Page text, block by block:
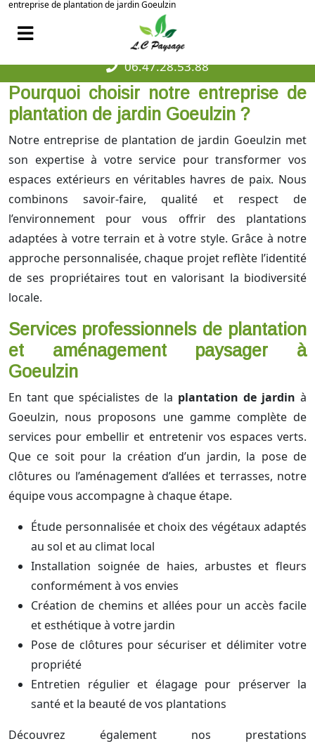
entreprise de plantation de jardin Goeulzin
06.47.28.53.88
Pourquoi choisir notre entreprise de
plantation de jardin Goeulzin ?
Notre entreprise de plantation de jardin Goeulzin met
son expertise à votre service pour transformer vos
espaces extérieurs en véritables havres de paix. Nous
combinons savoir-faire, qualité et respect de
l’environnement pour vous offrir des plantations
adaptées à votre terrain et à votre style. Grâce à notre
approche personnalisée, chaque projet reflète l’identité
de ses propriétaires tout en valorisant la biodiversité
locale.
Services professionnels de plantation
et aménagement paysager à
Goeulzin
En tant que spécialistes de la plantation de jardin à
Goeulzin, nous proposons une gamme complète de
services pour embellir et entretenir vos espaces verts.
Que ce soit pour la création d’un jardin, la pose de
clôtures ou l’aménagement d’allées et terrasses, notre
équipe vous accompagne à chaque étape.
Étude personnalisée et choix des végétaux adaptés
au sol et au climat local
Installation soignée de haies, arbustes et fleurs
conformément à vos envies
Création de chemins et allées pour un accès facile
et esthétique à votre jardin
Pose de clôtures pour sécuriser et délimiter votre
propriété
Entretien régulier et élagage pour préserver la
santé et la beauté de vos plantations
Découvrez également nos prestations